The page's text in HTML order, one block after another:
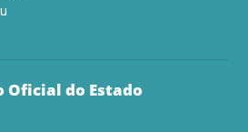
Oficial do Estado